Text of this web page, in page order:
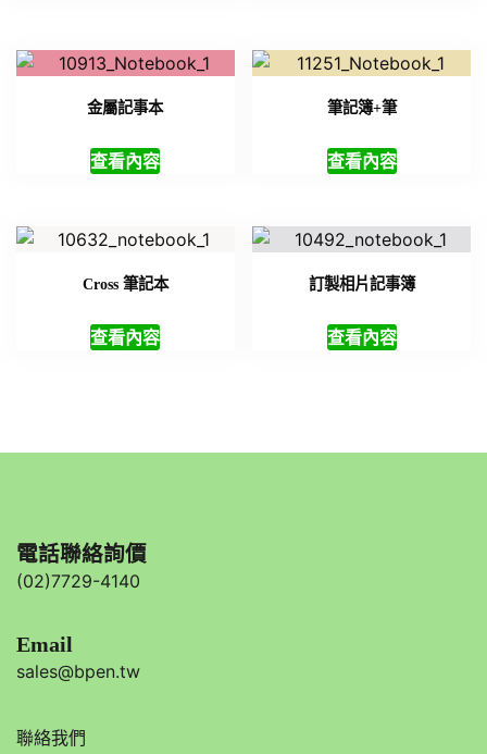
金屬記事本
查看內容
筆記簿+筆
查看內容
Cross 筆記本
查看內容
訂製相片記事簿
查看內容
電話聯絡詢價
(02)7729-4140
Email
sales@bpen.tw
聯絡我們